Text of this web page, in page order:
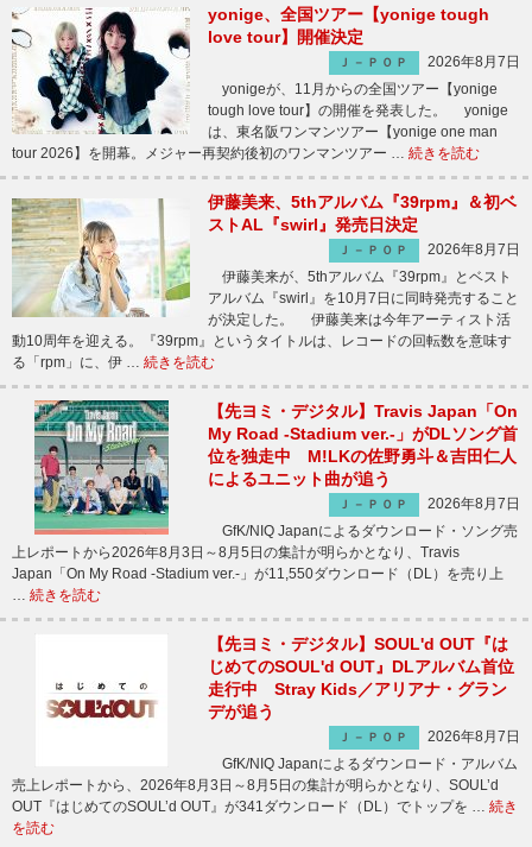
yonige、全国ツアー【yonige tough
love tour】開催決定
Ｊ－ＰＯＰ
2026年8月7日
yonigeが、11月からの全国ツアー【yonige
tough love tour】の開催を発表した。 yonige
は、東名阪ワンマンツアー【yonige one man
tour 2026】を開幕。メジャー再契約後初のワンマンツアー … 続きを読む
伊藤美来、5thアルバム『39rpm』＆初ベ
ストAL『swirl』発売日決定
Ｊ－ＰＯＰ
2026年8月7日
伊藤美来が、5thアルバム『39rpm』とベスト
アルバム『swirl』を10月7日に同時発売すること
が決定した。 伊藤美来は今年アーティスト活
動10周年を迎える。『39rpm』というタイトルは、レコードの回転数を意味す
る「rpm」に、伊 … 続きを読む
【先ヨミ・デジタル】Travis Japan「On
My Road -Stadium ver.-」がDLソング首
位を独走中 M!LKの佐野勇斗＆吉田仁人
によるユニット曲が追う
Ｊ－ＰＯＰ
2026年8月7日
GfK/NIQ Japanによるダウンロード・ソング売
上レポートから2026年8月3日～8月5日の集計が明らかとなり、Travis
Japan「On My Road -Stadium ver.-」が11,550ダウンロード（DL）を売り上
… 続きを読む
【先ヨミ・デジタル】SOUL'd OUT『は
じめてのSOUL'd OUT』DLアルバム首位
走行中 Stray Kids／アリアナ・グラン
デが追う
Ｊ－ＰＯＰ
2026年8月7日
GfK/NIQ Japanによるダウンロード・アルバム
売上レポートから、2026年8月3日～8月5日の集計が明らかとなり、SOUL’d
OUT『はじめてのSOUL’d OUT』が341ダウンロード（DL）でトップを … 続き
を読む